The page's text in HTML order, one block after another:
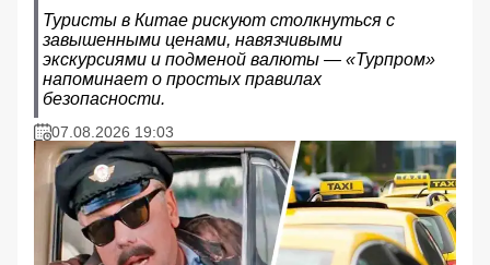
Туристы в Китае рискуют столкнуться с
завышенными ценами, навязчивыми
экскурсиями и подменой валюты — «Турпром»
напоминает о простых правилах
безопасности.
07.08.2026 19:03